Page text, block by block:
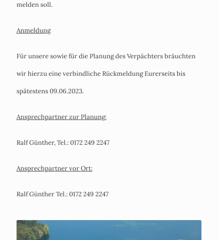
melden soll.
Anmeldung
Für unsere sowie für die Planung des Verpächters bräuchten
wir hierzu eine verbindliche Rückmeldung Eurerseits bis
spätestens 09.06.2023.
Ansprechpartner zur Planung:
Ralf Günther, Tel.: 0172 249 2247
Ansprechpartner vor Ort:
Ralf Günther Tel.: 0172 249 2247